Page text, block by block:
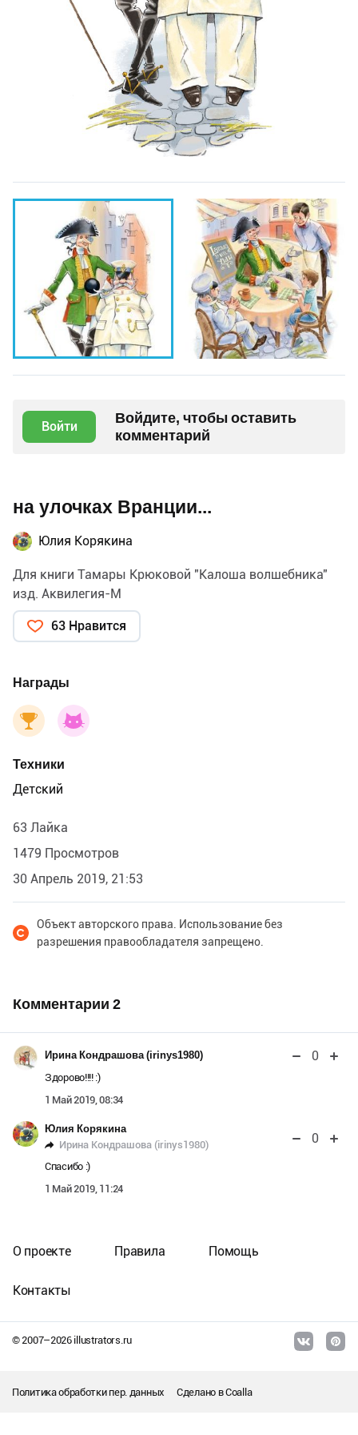
Войти
Войдите, чтобы оставить
комментарий
на улочках Вранции...
Юлия Корякина
Для книги Тамары Крюковой "Калоша волшебника"
изд. Аквилегия-М
63 Нравится
Награды
Техники
Детский
63 Лайка
1479 Просмотров
30 Апрель 2019, 21:53
Объект авторского права. Использование без
разрешения правообладателя запрещено.
Комментарии 2
Ирина Кондрашова (irinys1980) 0
Здорово!!!! :)
1 Май 2019, 08:34
Юлия Корякина
Ирина Кондрашова (irinys1980)
0
Спасибо :)
1 Май 2019, 11:24
© 2007–2026illustrators.ru
О проекте Правила Помощь
Контакты
Политика обработки пер. данных Сделано вCoalla